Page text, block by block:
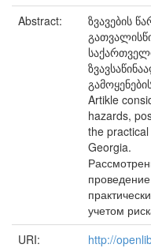
Abstract:
ზვავების
Artikle
hazards,
the
Georgia.
учетом
URI:
http://